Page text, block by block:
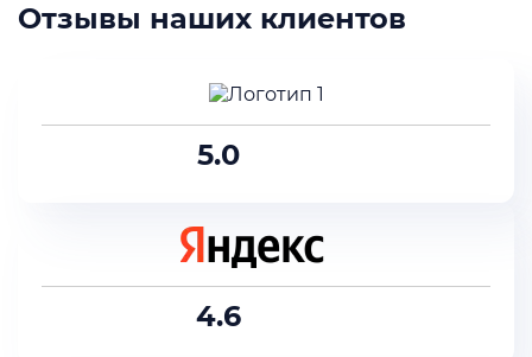
Отзывы наших клиентов
5.0
4.6